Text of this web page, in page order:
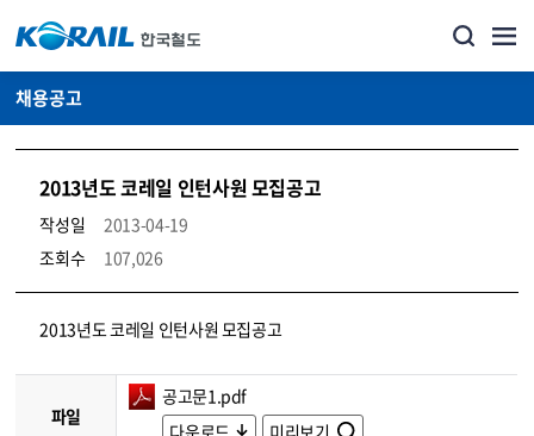
채용공고
2013년도 코레일 인턴사원 모집공고
작성일
2013-04-19
조회수
107,026
코레일소개_경영공시_채용공고 상세보기 – 내용, 파일, 담당자 연락처로 구성
2013년도 코레일 인턴사원 모집공고
파일
공고문1.pdf
다운로드
미리보기